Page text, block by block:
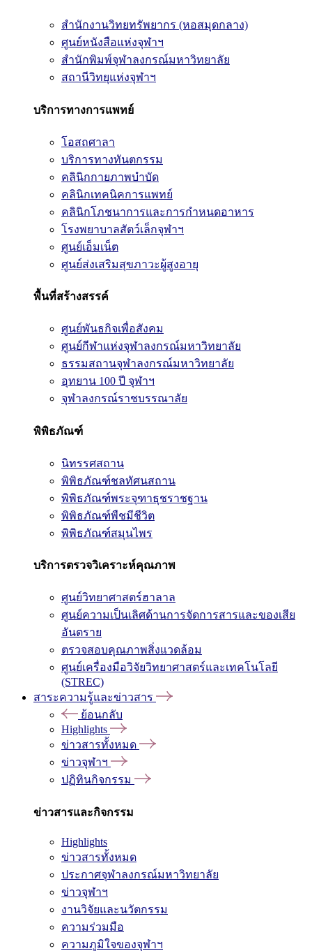
สำนักงานวิทยทรัพยากร (หอสมุดกลาง)
ศูนย์หนังสือแห่งจุฬาฯ
สำนักพิมพ์จุฬาลงกรณ์มหาวิทยาลัย
สถานีวิทยุแห่งจุฬาฯ
บริการทางการแพทย์
โอสถศาลา
บริการทางทันตกรรม
คลินิกกายภาพบำบัด
คลินิกเทคนิคการแพทย์
คลินิกโภชนาการและการกำหนดอาหาร
โรงพยาบาลสัตว์เล็กจุฬาฯ
ศูนย์เอ็มเน็ต
ศูนย์ส่งเสริมสุขภาวะผู้สูงอายุ
พื้นที่สร้างสรรค์
ศูนย์พันธกิจเพื่อสังคม
ศูนย์กีฬาแห่งจุฬาลงกรณ์มหาวิทยาลัย
ธรรมสถานจุฬาลงกรณ์มหาวิทยาลัย
อุทยาน 100 ปี จุฬาฯ
จุฬาลงกรณ์ราชบรรณาลัย
พิพิธภัณฑ์
นิทรรศสถาน
พิพิธภัณฑ์ชลทัศนสถาน
พิพิธภัณฑ์พระจุฑาธุชราชฐาน
พิพิธภัณฑ์พืชมีชีวิต
พิพิธภัณฑ์สมุนไพร
บริการตรวจวิเคราะห์คุณภาพ
ศูนย์วิทยาศาสตร์ฮาลาล
ศูนย์ความเป็นเลิศด้านการจัดการสารและของเสีย
อันตราย
ตรวจสอบคุณภาพสิ่งแวดล้อม
ศูนย์เครื่องมือวิจัยวิทยาศาสตร์และเทคโนโลยี
(STREC)
สาระความรู้และข่าวสาร
ย้อนกลับ
Highlights
ข่าวสารทั้งหมด
ข่าวจุฬาฯ
ปฏิทินกิจกรรม
ข่าวสารและกิจกรรม
Highlights
ข่าวสารทั้งหมด
ประกาศจุฬาลงกรณ์มหาวิทยาลัย
ข่าวจุฬาฯ
งานวิจัยและนวัตกรรม
ความร่วมมือ
ความภูมิใจของจุฬาฯ